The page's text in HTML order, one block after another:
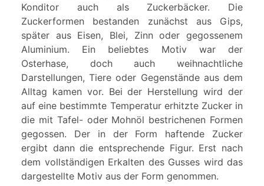
Konditor auch als Zuckerbäcker. Die
Zuckerformen bestanden zunächst aus Gips,
später aus Eisen, Blei, Zinn oder gegossenem
Aluminium. Ein beliebtes Motiv war der
Osterhase, doch auch weihnachtliche
Darstellungen, Tiere oder Gegenstände aus dem
Alltag kamen vor. Bei der Herstellung wird der
auf eine bestimmte Temperatur erhitzte Zucker in
die mit Tafel- oder Mohnöl bestrichenen Formen
gegossen. Der in der Form haftende Zucker
ergibt dann die entsprechende Figur. Erst nach
dem vollständigen Erkalten des Gusses wird das
dargestellte Motiv aus der Form genommen.